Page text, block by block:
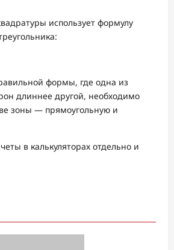
использует формулу
формы, где одна из
длиннее другой, необходимо
зоны — прямоугольную и
в калькуляторах отдельно и